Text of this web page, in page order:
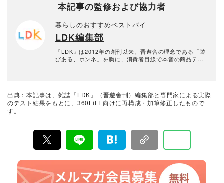
本記事の監修および協力者
暮らしのおすすめベストバイ
LDK編集部
『LDK』は2012年の創刊以来、晋遊舎の理念である「遊
びある、ホンネ」を胸に、消費者目線で本音の商品テス
て見つけた「本当に良いもの」と「お役立ち情報」を厳
選してあなたにお届け。編集長・高橋咲彩を中心に、11
出典：本記事は、雑誌『LDK』（晋遊舎刊）編集部と専門家による実際
のテスト結果をもとに、360LiFE向けに再構成・加筆修正したもので
す。